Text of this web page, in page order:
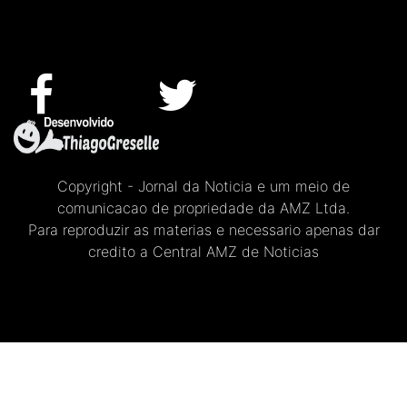
Copyright - Jornal da Noticia e um meio de
comunicacao de propriedade da AMZ Ltda.
Para reproduzir as materias e necessario apenas dar
credito a Central AMZ de Noticias